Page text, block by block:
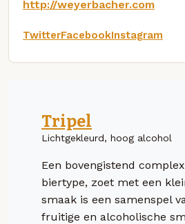
http://weyerbacher.com
TwitterFacebookInstagram
Tripel
Lichtgekleurd, hoog alcohol
Een bovengistend
biertype, zoet met een
smaak is een samenspel
fruitige en alcoholische